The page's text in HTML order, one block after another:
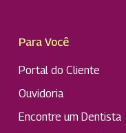
Para Você
Portal do Cliente
Ouvidoria
Encontre um Dentista